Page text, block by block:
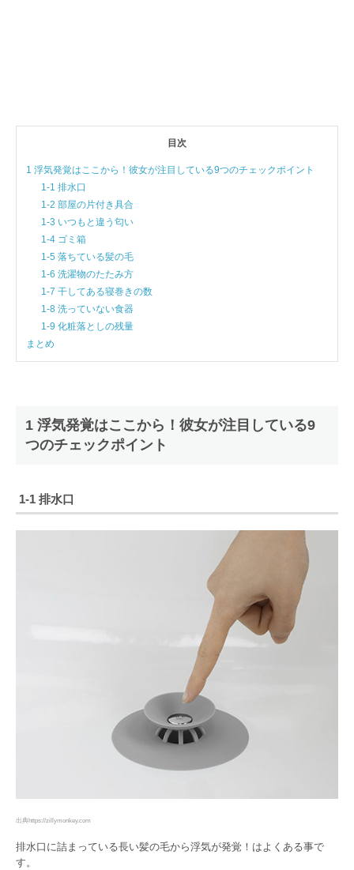
目次
1 浮気発覚はここから！彼女が注目している9つのチェックポイント
1-1 排水口
1-2 部屋の片付き具合
1-3 いつもと違う匂い
1-4 ゴミ箱
1-5 落ちている髪の毛
1-6 洗濯物のたたみ方
1-7 干してある寝巻きの数
1-8 洗っていない食器
1-9 化粧落としの残量
まとめ
1 浮気発覚はここから！彼女が注目している9
つのチェックポイント
1-1 排水口
出典https://zillymonkey.com
排水口に詰まっている長い髪の毛から浮気が発覚！はよくある事で
す。